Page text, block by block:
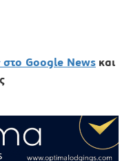
Google News και